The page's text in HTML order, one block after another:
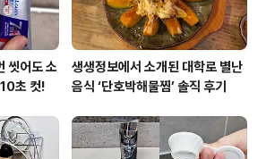
씻어도 소
초 컷!
생생정보에서 소개된 대학로 별난
음식 ‘단호박해물찜’ 솔직 후기